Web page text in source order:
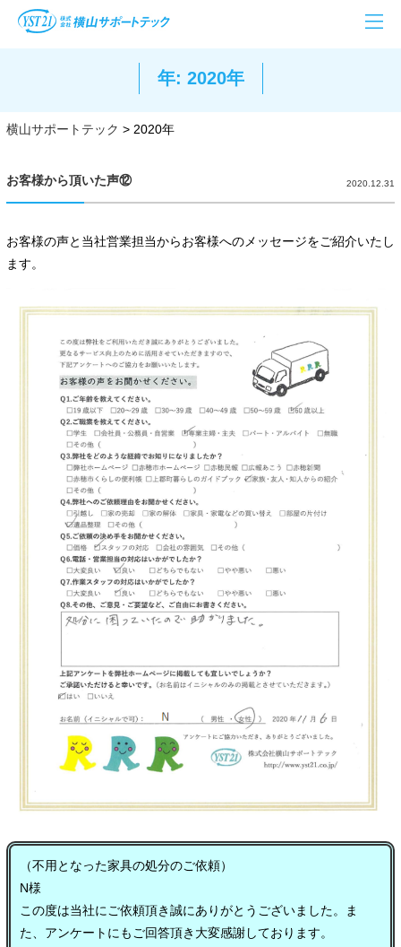
年: 2020年
横山サポートテック > 2020年
お客様から頂いた声⑫ 2020.12.31
お客様の声と当社営業担当からお客様へのメッセージをご紹介いたし
ます。
（不用となった家具の処分のご依頼）
N様
この度は当社にご依頼頂き誠にありがとうございました。ま
た、アンケートにもご回答頂き大変感謝しております。